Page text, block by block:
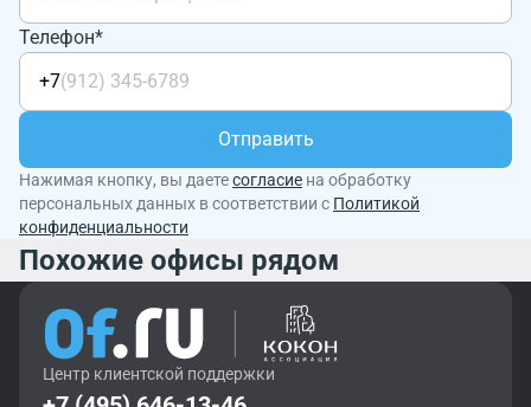
Телефон*
+7
Отправить
Нажимая кнопку, вы даетесогласие на обработку
персональных данных в соответствии с Политикой
конфиденциальности
Похожие офисы рядом
Центр клиентской поддержки